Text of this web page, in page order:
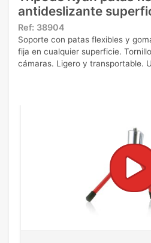
antideslizante
Ref: 38904
Soporte con patas flexibles y
fija en cualquier superficie.
cámaras. Ligero y transportable.